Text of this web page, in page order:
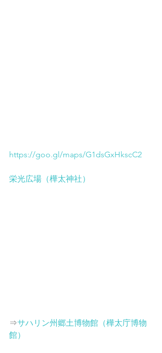
https://goo.gl/maps/G1dsGxHkscC2
栄光広場（樺太神社）
⇒サハリン州郷土博物館（樺太庁博物
館）